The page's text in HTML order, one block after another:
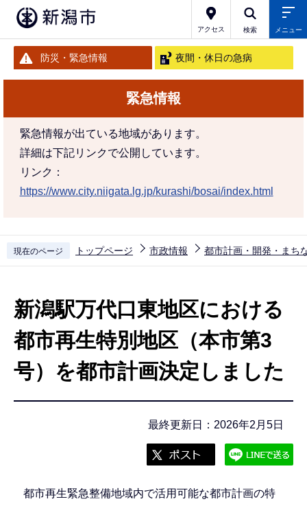
アクセス 検索 メニュー
防災・緊急情報 夜間・休日の急病
緊急情報
緊急情報が出ている地域があります。
詳細は下記リンクで公開しています。
リンク：
https://www.city.niigata.lg.jp/kurashi/bosai/index.html
現在のページ トップページ 市政情報 都市計画・開発・まち
新潟駅万代口東地区における
都市再生特別地区（本市第3
号）を都市計画決定しました
最終更新日：2026年2月5日
都市再生緊急整備地域内で活用可能な都市計画の特